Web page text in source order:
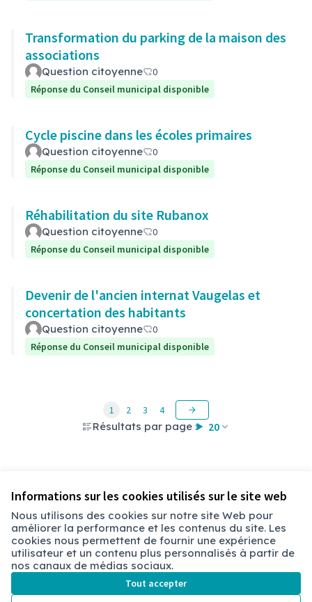
Informations sur les cookies utilisés sur le site web
Nous utilisons des cookies sur notre site Web pour
améliorer la performance et les contenus du site. Les
cookies nous permettent de fournir une expérience
utilisateur et un contenu plus personnalisés à partir de
nos canaux de médias sociaux.
Tout accepter
Transformation du parking de la maison des
associations
Question citoyenne
0
Réponse du Conseil municipal disponible
Cycle piscine dans les écoles primaires
Question citoyenne
0
Réponse du Conseil municipal disponible
Réhabilitation du site Rubanox
Question citoyenne
0
Réponse du Conseil municipal disponible
Devenir de l'ancien internat Vaugelas et
concertation des habitants
Question citoyenne
0
Réponse du Conseil municipal disponible
Résultats par page : 20
1 2 3 4
Conditions d'utilisation
Paramètres des cookies
Chambéry sur X
(Lien externe)
Chambéry sur Facebook
Chambéry sur Instagram